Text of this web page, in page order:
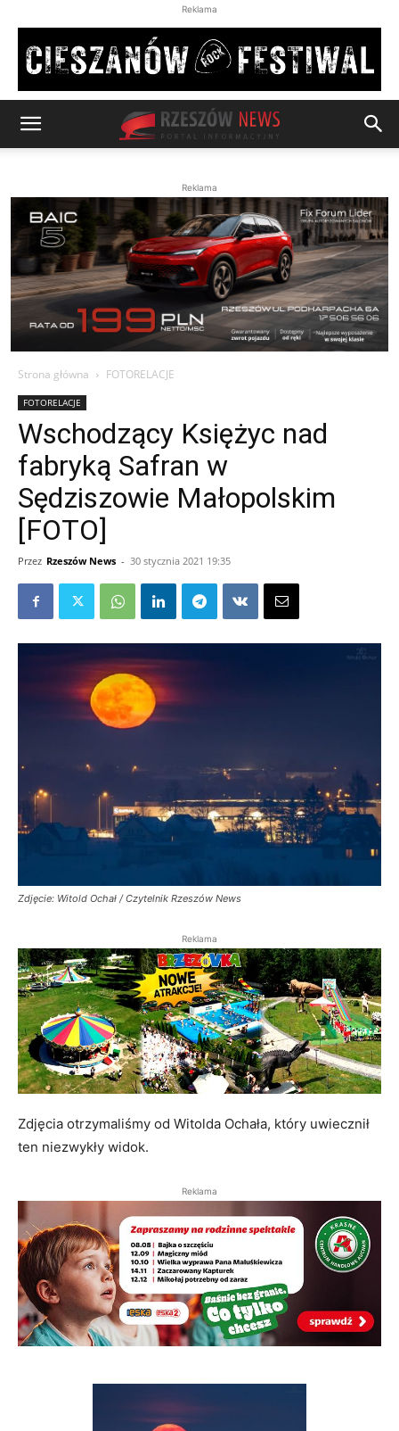
Reklama
Reklama
Strona główna FOTORELACJE
FOTORELACJE
Wschodzący Księżyc nad
fabryką Safran w
Sędziszowie Małopolskim
[FOTO]
Przez Rzeszów News - 30 stycznia 2021 19:35
Zdjęcie: Witold Ochał / Czytelnik Rzeszów News
Reklama
Zdjęcia otrzymaliśmy od Witolda Ochała, który uwiecznił
ten niezwykły widok.
Reklama